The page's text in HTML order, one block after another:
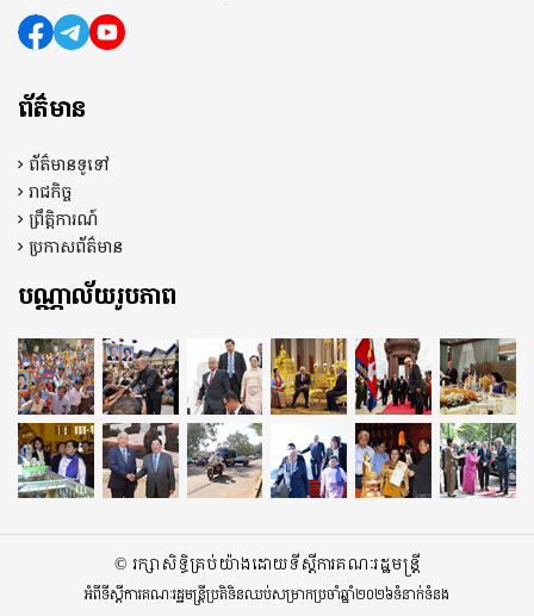
ព័ត៌មាន
ព័ត៌មានទូទៅ
រាជកិច្ច
ព្រឹត្តិការណ៍
ប្រកាសព័ត៌មាន
បណ្ណាល័យរូបភាព
© រក្សាសិទ្ធិគ្រប់យ៉ាងដោយទីស្តីការគណៈរដ្ឋមន្ត្រី
អំពីទីស្តីការគណៈរដ្ឋមន្ត្រីប្រតិទិនឈប់សម្រាកប្រចាំឆ្នាំ២០២៦ទំនាក់ទំនង